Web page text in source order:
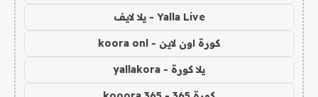
Yalla Live - يلا لايف
كورة اون لاين - koora onl
يلا كورة - yallakora